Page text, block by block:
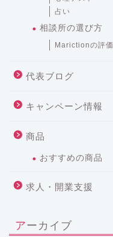
占い
相談所の選び方
Marictionの評価
代表ブログ
キャンペーン情報
商品
おすすめの商品
求人・開業支援
アーカイブ